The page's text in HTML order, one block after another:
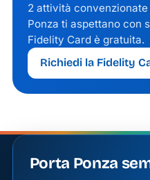
2 attività
Ponza ti aspettano con
Fidelity Card è gratuita.
Richiedi la Fidelity
Porta Ponza